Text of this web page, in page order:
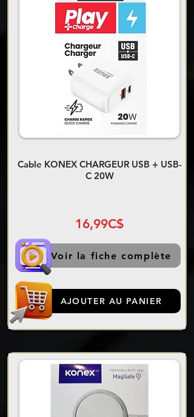
Cable KONEX CHARGEUR USB + USB-
C 20W
16,99C$
Voir la fiche complète
AJOUTER AU PANIER